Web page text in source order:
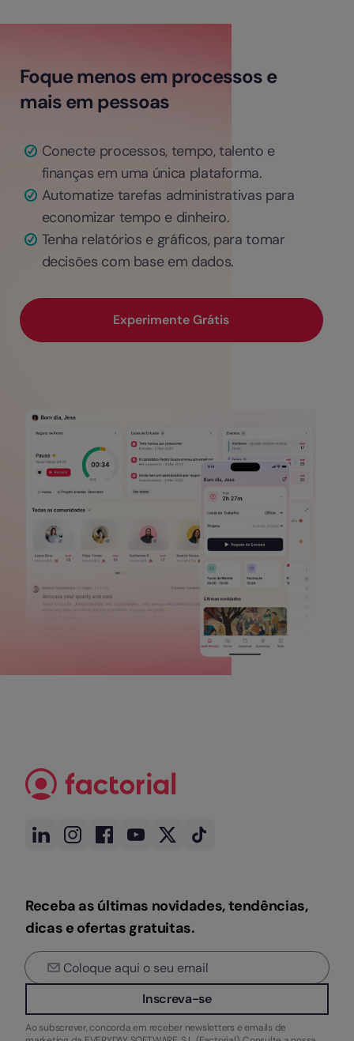
Foque menos em processos e
mais em pessoas
Conecte processos, tempo, talento e
finanças em uma única plataforma.
Automatize tarefas administrativas para
economizar tempo e dinheiro.
Tenha relatórios e gráficos, para tomar
decisões com base em dados.
Experimente Grátis
Receba as últimas novidades, tendências,
dicas e ofertas gratuitas.
Inscreva-se
Ao subscrever, concorda em receber newsletters e emails de